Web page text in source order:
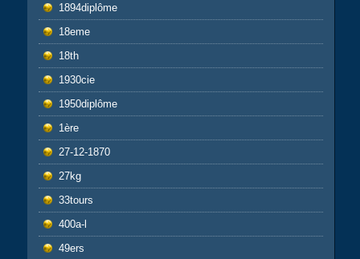
1894diplôme
18eme
18th
1930cie
1950diplôme
1ère
27-12-1870
27kg
33tours
400a-l
49ers